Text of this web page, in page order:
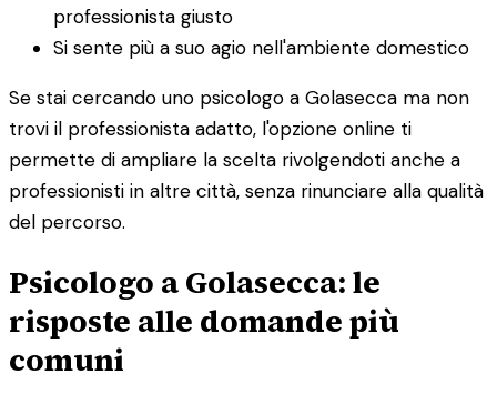
professionista giusto
Si sente più a suo agio nell'ambiente domestico
Se stai cercando uno psicologo a Golasecca ma non
trovi il professionista adatto, l'opzione online ti
permette di ampliare la scelta rivolgendoti anche a
professionisti in altre città, senza rinunciare alla qualità
del percorso.
Psicologo a Golasecca: le
risposte alle domande più
comuni